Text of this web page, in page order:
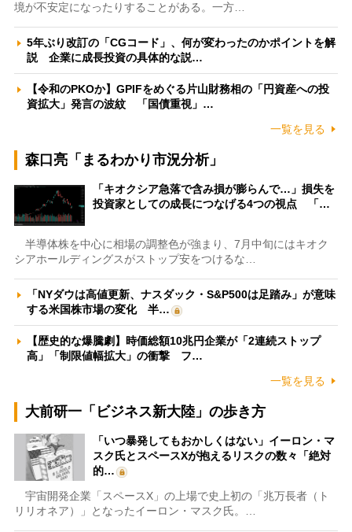
境が不安定になったりすることがある。一方…
5年ぶり改訂の「CGコード」、何が変わったのかポイントを解
説 企業に成長投資の具体的な説…
【令和のPKOか】GPIFをめぐる片山財務相の「円資産への投
資拡大」発言の波紋 「国債重視」…
一覧を見る
森口亮「まるわかり市況分析」
「キオクシア急落で含み損が膨らんで…」損失を
投資家としての成長につなげる4つの視点 「…
半導体株を中心に相場の調整色が強まり、7月中旬にはキオク
シアホールディングスがストップ安をつけるな…
「NYダウは高値更新、ナスダック・S&P500は足踏み」が意味
する米国株市場の変化 半…
【歴史的な爆騰劇】時価総額10兆円企業が「2連続ストップ
高」「制限値幅拡大」の衝撃 フ…
一覧を見る
大前研一「ビジネス新大陸」の歩き方
「いつ暴発してもおかしくはない」イーロン・マ
スク氏とスペースXが抱えるリスクの数々「絶対
的…
宇宙開発企業「スペースX」の上場で史上初の「兆万長者（ト
リリオネア）」となったイーロン・マスク氏。…